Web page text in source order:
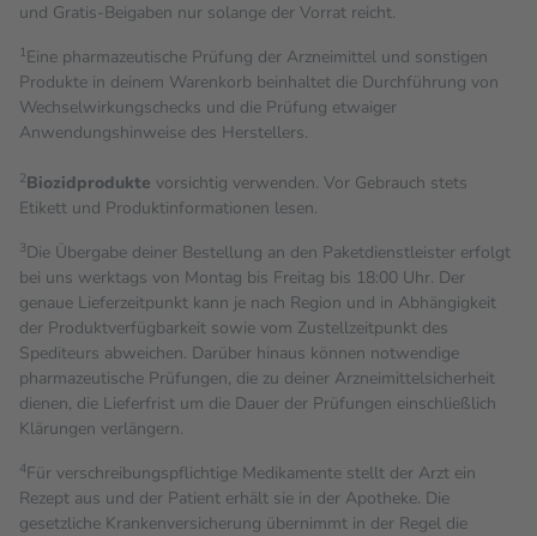
und Gratis-Beigaben nur solange der Vorrat reicht.
1Eine pharmazeutische Prüfung der Arzneimittel und sonstigen
Produkte in deinem Warenkorb beinhaltet die Durchführung von
Wechselwirkungschecks und die Prüfung etwaiger
Anwendungshinweise des Herstellers.
2Biozidprodukte vorsichtig verwenden. Vor Gebrauch stets
Etikett und Produktinformationen lesen.
3Die Übergabe deiner Bestellung an den Paketdienstleister erfolgt
bei uns werktags von Montag bis Freitag bis 18:00 Uhr. Der
genaue Lieferzeitpunkt kann je nach Region und in Abhängigkeit
der Produktverfügbarkeit sowie vom Zustellzeitpunkt des
Spediteurs abweichen. Darüber hinaus können notwendige
pharmazeutische Prüfungen, die zu deiner Arzneimittelsicherheit
dienen, die Lieferfrist um die Dauer der Prüfungen einschließlich
Klärungen verlängern.
4Für verschreibungspflichtige Medikamente stellt der Arzt ein
Rezept aus und der Patient erhält sie in der Apotheke. Die
gesetzliche Krankenversicherung übernimmt in der Regel die